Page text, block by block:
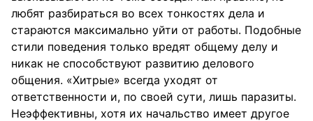
любят разбираться во всех тонкостях дела и
стараются максимально уйти от работы. Подобные
стили поведения только вредят общему делу и
никак не способствуют развитию делового
общения. «Хитрые» всегда уходят от
ответственности и, по своей сути, лишь паразиты.
Неэффективны, хотя их начальство имеет другое